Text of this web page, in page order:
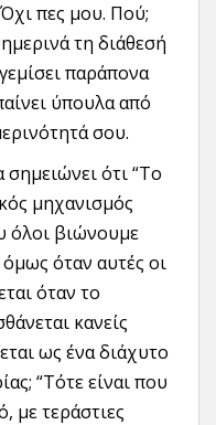
πες μου. Πού;
τη διάθεσή
παράπονα
ύπουλα από
σου.
ότι “Το
μηχανισμός
όλοι βιώνουμε
όμως όταν αυτές οι
όταν το
κανείς
ως ένα διάχυτο
“Τότε είναι που
με τεράστιες